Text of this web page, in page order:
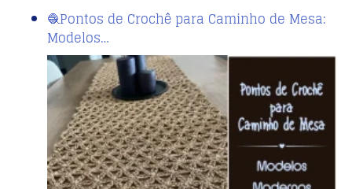
🧶Pontos de Crochê para Caminho de Mesa:
Modelos…